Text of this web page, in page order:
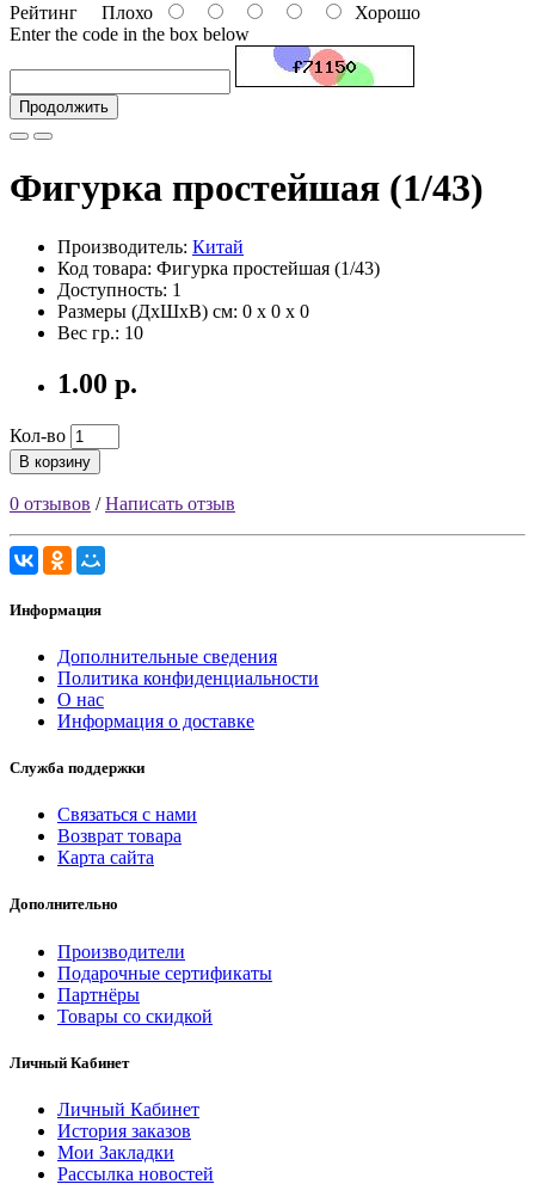
Рейтинг Плохо
Хорошо
Enter the code in the box below
Продолжить
Фигурка простейшая (1/43)
Производитель: Китай
Код товара: Фигурка простейшая (1/43)
Доступность: 1
Размеры (ДxШxВ) см: 0 x 0 x 0
Вес гр.: 10
1.00 р.
Кол-во
В корзину
0 отзывов /Написать отзыв
Информация
Дополнительные сведения
Политика конфиденциальности
О нас
Информация о доставке
Служба поддержки
Связаться с нами
Возврат товара
Карта сайта
Дополнительно
Производители
Подарочные сертификаты
Партнёры
Товары со скидкой
Личный Кабинет
Личный Кабинет
История заказов
Мои Закладки
Рассылка новостей